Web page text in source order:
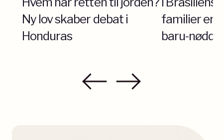
Ny lov skaber debat i
Honduras
familier en
baru-